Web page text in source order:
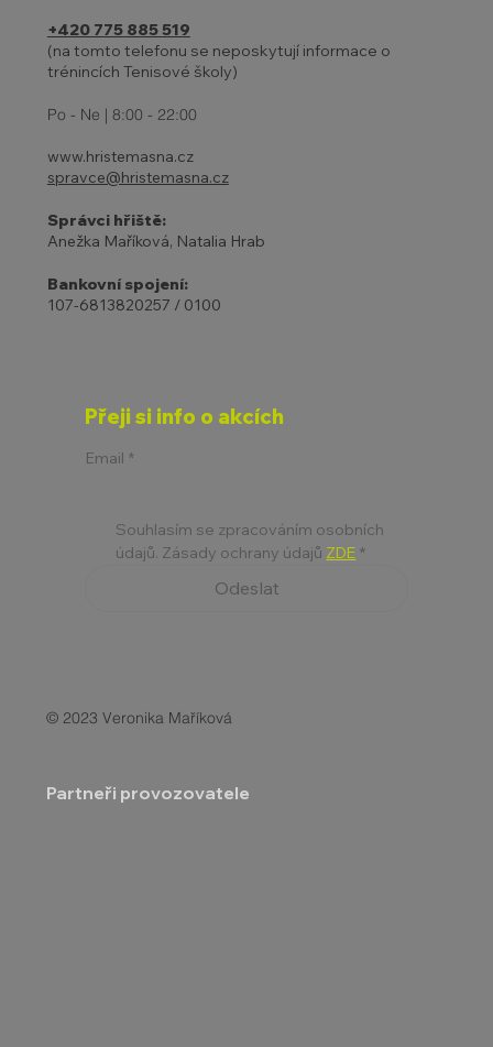
+420 775 885 519
(na tomto telefonu se neposkytují informace o
trénincích Tenisové školy)
Po - Ne | 8:00 - 22:00
www.hristemasna.cz
spravce@hristemasna.cz
Správci hřiště:
Anežka Maříková, Natalia Hrab
Bankovní spojení:
107-6813820257 / 0100
Přeji si info o akcích
Email *
Souhlasím se zpracováním osobních
údajů. Zásady ochrany údajů ZDE *
Odeslat
© 2023 Veronika Maříková
Partneři provozovatele